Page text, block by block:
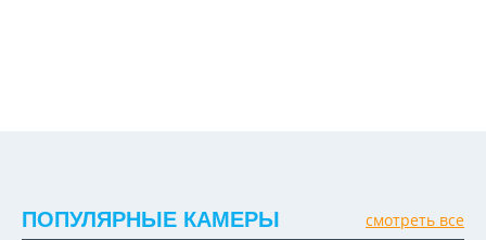
ПОПУЛЯРНЫЕ КАМЕРЫ смотреть все